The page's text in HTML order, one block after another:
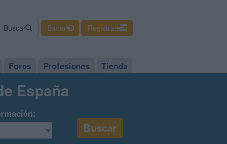
Buscar Entrar Regístrate
Foros Profesiones Tienda
España